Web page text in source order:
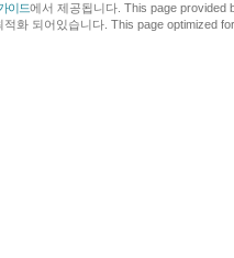
이드에서 제공됩니다. This page provided
적화 되어있습니다. This page optimized